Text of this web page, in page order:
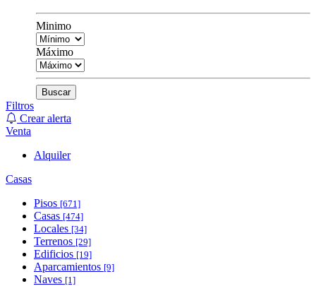
Minimo
Máximo
Buscar
Filtros
Crear alerta
Venta
Alquiler
Casas
Pisos [671]
Casas [474]
Locales [34]
Terrenos [29]
Edificios [19]
Aparcamientos [9]
Naves [1]